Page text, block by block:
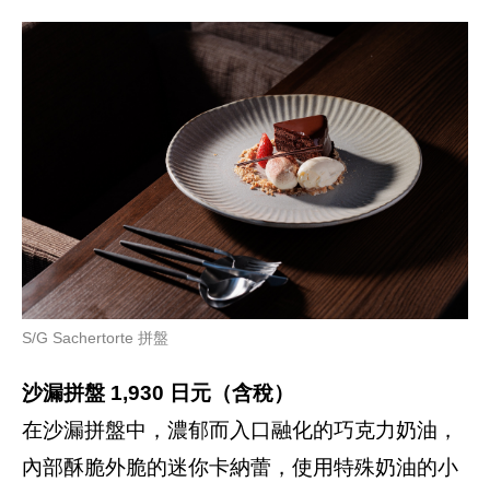
S/G Sachertorte 拼盤
沙漏拼盤 1,930 日元（含稅）
在沙漏拼盤中，濃郁而入口融化的巧克力奶油，
內部酥脆外脆的迷你卡納蕾，使用特殊奶油的小